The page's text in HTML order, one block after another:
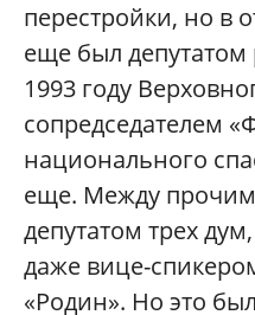
перестройки, но в
еще был депутатом
1993 году
сопредседателем
национального
еще. Между
депутатом трех
даже вице-
«Родин». Но это